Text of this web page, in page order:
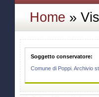
Home »
Soggetto conservatore:
Comune di Poppi. Archivio